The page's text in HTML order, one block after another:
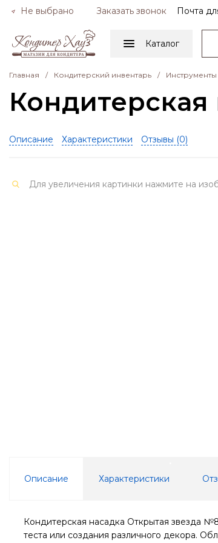
Не выбрано Заказать звонок Почта
Каталог
Главная / Кондитерский инвентарь /
Описание Характеристики Отзывы (0)
Для увеличения картинки нажмите на
Описание Характеристики
Кондитерская насадка Открытая звезда
теста или создания различного декора.